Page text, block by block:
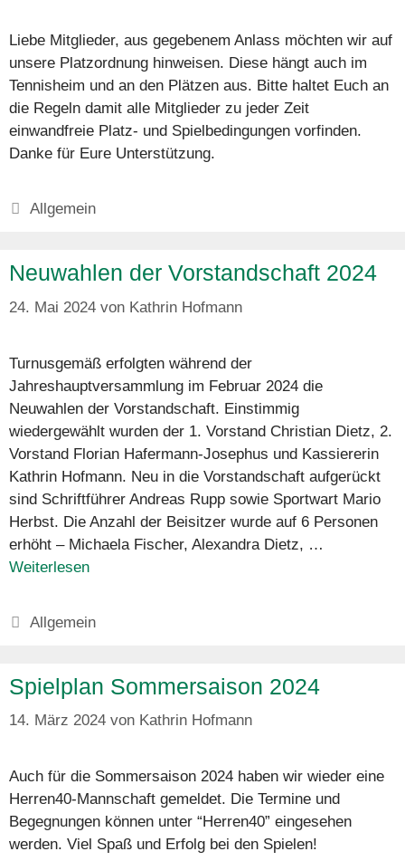
Liebe Mitglieder, aus gegebenem Anlass möchten wir auf
unsere Platzordnung hinweisen. Diese hängt auch im
Tennisheim und an den Plätzen aus. Bitte haltet Euch an
die Regeln damit alle Mitglieder zu jeder Zeit
einwandfreie Platz- und Spielbedingungen vorfinden.
Danke für Eure Unterstützung.
Kategorien
Allgemein
Neuwahlen der Vorstandschaft 2024
24. Mai 2024 von Kathrin Hofmann
Turnusgemäß erfolgten während der
Jahreshauptversammlung im Februar 2024 die
Neuwahlen der Vorstandschaft. Einstimmig
wiedergewählt wurden der 1. Vorstand Christian Dietz, 2.
Vorstand Florian Hafermann-Josephus und Kassiererin
Kathrin Hofmann. Neu in die Vorstandschaft aufgerückt
sind Schriftführer Andreas Rupp sowie Sportwart Mario
Herbst. Die Anzahl der Beisitzer wurde auf 6 Personen
erhöht – Michaela Fischer, Alexandra Dietz, …
Weiterlesen
Kategorien
Allgemein
Spielplan Sommersaison 2024
14. März 2024 von Kathrin Hofmann
Auch für die Sommersaison 2024 haben wir wieder eine
Herren40-Mannschaft gemeldet. Die Termine und
Begegnungen können unter “Herren40” eingesehen
werden. Viel Spaß und Erfolg bei den Spielen!